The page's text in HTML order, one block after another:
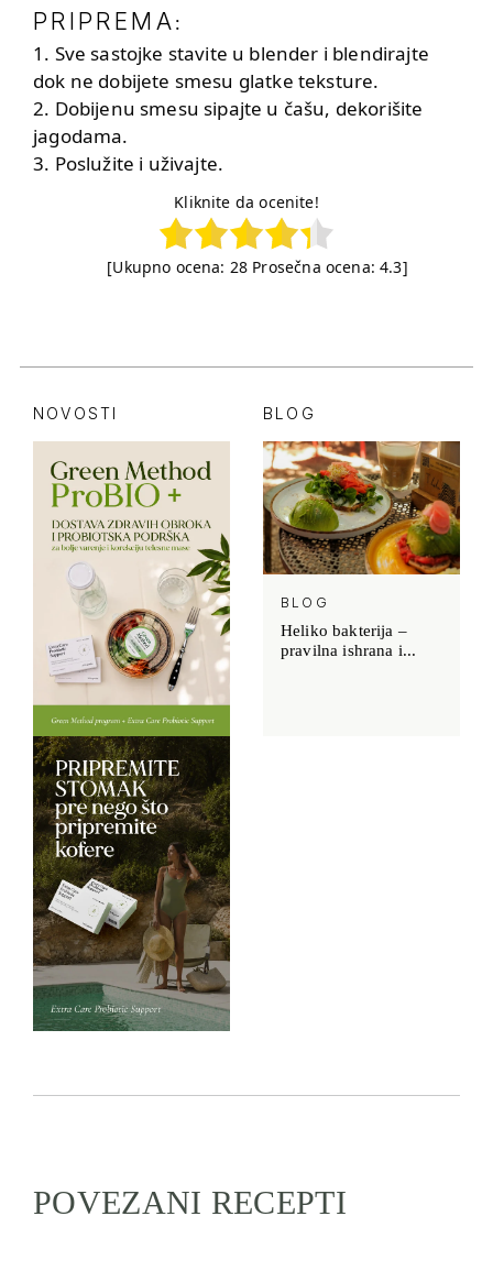
PRIPREMA:
1. Sve sastojke stavite u blender i blendirajte
dok ne dobijete smesu glatke teksture.
2. Dobijenu smesu sipajte u čašu, dekorišite
jagodama.
3. Poslužite i uživajte.
Kliknite da ocenite!
[Ukupno ocena: 28 Prosečna ocena:4.3]
NOVOSTI BLOG
BLOG
Heliko bakterija –
pravilna ishrana i...
POVEZANI RECEPTI